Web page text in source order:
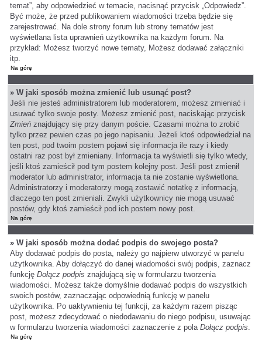
temat”, aby odpowiedzieć w temacie, nacisnąć przycisk „Odpowiedz”.
Być może, że przed publikowaniem wiadomości trzeba będzie się
zarejestrować. Na dole strony forum lub strony tematów jest
wyświetlana lista uprawnień użytkownika na każdym forum. Na
przykład: Możesz tworzyć nowe tematy, Możesz dodawać załączniki
itp.
Na górę
» W jaki sposób można zmienić lub usunąć post?
Jeśli nie jesteś administratorem lub moderatorem, możesz zmieniać i
usuwać tylko swoje posty. Możesz zmienić post, naciskając przycisk
Zmień znajdujący się przy danym poście. Czasami można to zrobić
tylko przez pewien czas po jego napisaniu. Jeżeli ktoś odpowiedział na
ten post, pod twoim postem pojawi się informacja ile razy i kiedy
ostatni raz post był zmieniany. Informacja ta wyświetli się tylko wtedy,
jeśli ktoś zamieścił pod tym postem kolejny post. Jeśli post zmienił
moderator lub administrator, informacja ta nie zostanie wyświetlona.
Administratorzy i moderatorzy mogą zostawić notatkę z informacją,
dlaczego ten post zmieniali. Zwykli użytkownicy nie mogą usuwać
postów, gdy ktoś zamieścił pod ich postem nowy post.
Na górę
» W jaki sposób można dodać podpis do swojego posta?
Aby dodawać podpis do posta, należy go najpierw utworzyć w panelu
użytkownika. Aby dołączyć do danej wiadomości swój podpis, zaznacz
funkcjęDołącz podpis znajdującą się w formularzu tworzenia
wiadomości. Możesz także domyślnie dodawać podpis do wszystkich
swoich postów, zaznaczając odpowiednią funkcję w panelu
użytkownika. Po uaktywnieniu tej funkcji, za każdym razem pisząc
post, możesz zdecydować o niedodawaniu do niego podpisu, usuwając
w formularzu tworzenia wiadomości zaznaczenie z polaDołącz podpis.
Na górę